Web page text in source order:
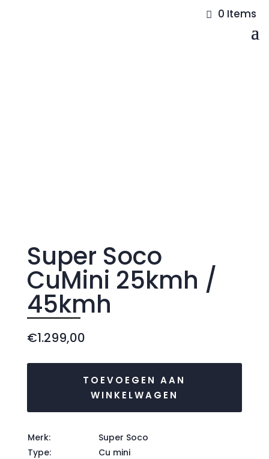
0 Items
Super Soco
CuMini 25kmh /
45kmh
€1.299,00
TOEVOEGEN AAN
WINKELWAGEN
Merk:
Super Soco
Type:
Cu mini